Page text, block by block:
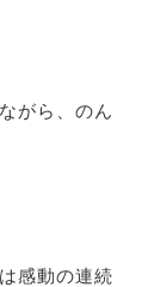
がら、のん
感動の連続